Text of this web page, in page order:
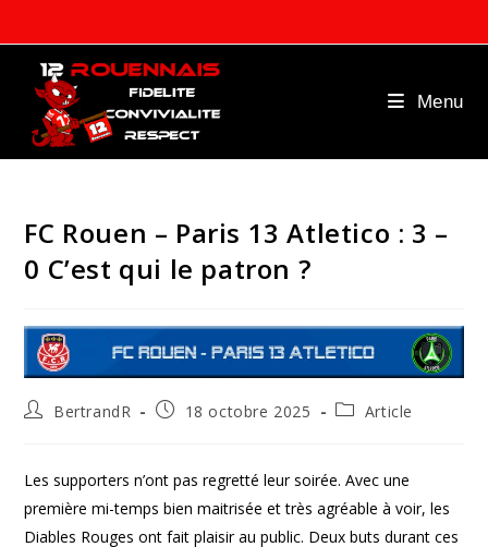
to
content
Menu
FC Rouen – Paris 13 Atletico : 3 –
0 C’est qui le patron ?
Auteur/autrice
publication :
BertrandR
Publication
18 octobre 2025
PostArticle
Les supporters n’ont pas regretté leur soirée. Avec une
première mi-temps bien maitrisée et très agréable à voir, les
Diables Rouges ont fait plaisir au public. Deux buts durant ces